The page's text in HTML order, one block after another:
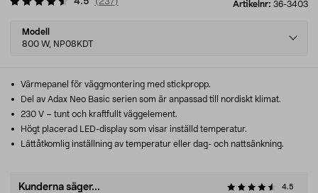
Artikelnr: 36-3403
Select
variant
Modell
800 W, NP08KDT
Värmepanel för väggmontering med stickpropp.
Del av Adax Neo Basic serien som är anpassad till nordiskt klimat.
230 V – tunt och kraftfullt väggelement.
Högt placerad LED-display som visar inställd temperatur.
Lättåtkomlig inställning av temperatur eller dag- och nattsänkning.
Kunderna säger... 4.5